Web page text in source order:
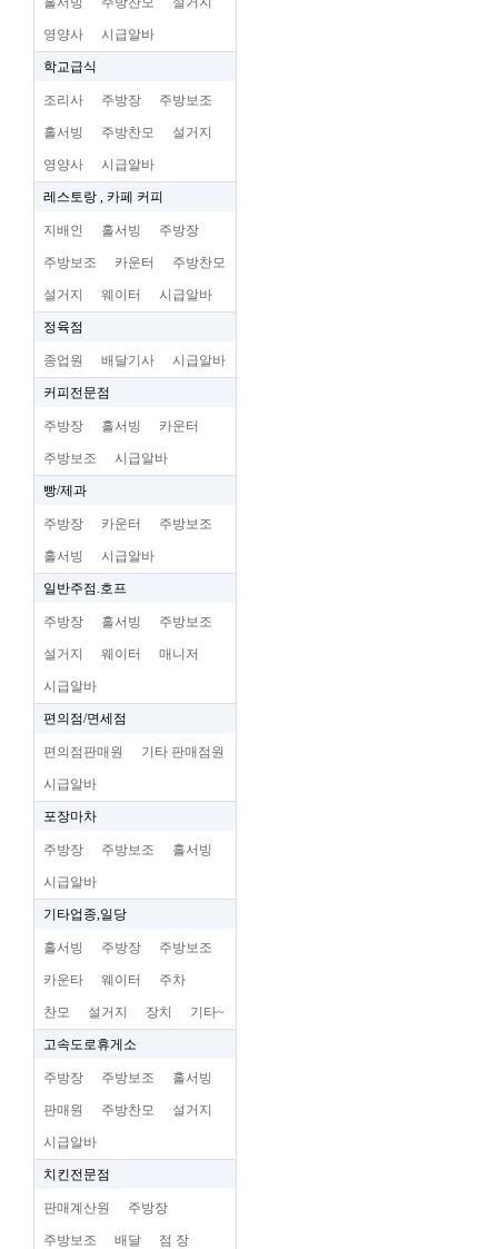
영양사 시급알바
학교급식
조리사 주방장 주방보조
홀서빙 주방찬모 설거지
영양사 시급알바
레스토랑 , 카페 커피
지배인 홀서빙 주방장
주방보조 카운터 주방찬모
설거지 웨이터 시급알바
정육점
종업원 배달기사 시급알바
커피전문점
주방장 홀서빙 카운터
주방보조 시급알바
빵/제과
주방장 카운터 주방보조
홀서빙 시급알바
일반주점.호프
주방장 홀서빙 주방보조
설거지 웨이터 매니저
시급알바
편의점/면세점
편의점판매원 기타 판매점원
시급알바
포장마차
주방장 주방보조 홀서빙
시급알바
기타업종,일당
홀서빙 주방장 주방보조
카운타 웨이터 주차
찬모 설거지 장치 기타~
고속도로휴게소
주방장 주방보조 홀서빙
판매원 주방찬모 설거지
시급알바
치킨전문점
판매계산원 주방장
주방보조 배달 점 장